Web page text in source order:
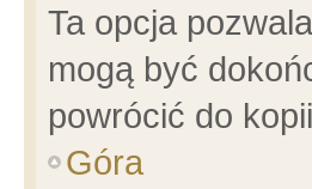
Ta opcja
mogą być
powrócić do
Góra